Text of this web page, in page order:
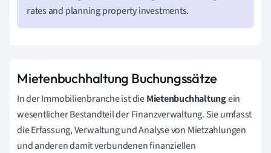
rates and planning property investments.
Mietenbuchhaltung Buchungssätze
In der Immobilienbranche ist dieMietenbuchhaltungein
wesentlicher Bestandteil der Finanzverwaltung. Sie umfasst
die Erfassung, Verwaltung und Analyse von Mietzahlungen
und anderen damit verbundenen finanziellen